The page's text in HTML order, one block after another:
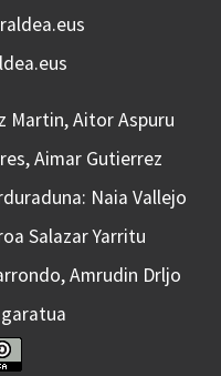
Martin, Aitor Aspuru
Aimar Gutierrez
Naia Vallejo
Salazar Yarritu
Amrudin Drljo